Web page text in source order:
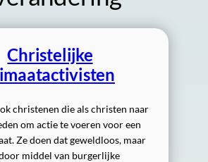
Christelijke
christenen die als christen naar
om actie te voeren voor een
Ze doen dat geweldloos, maar
middel van burgerlijke